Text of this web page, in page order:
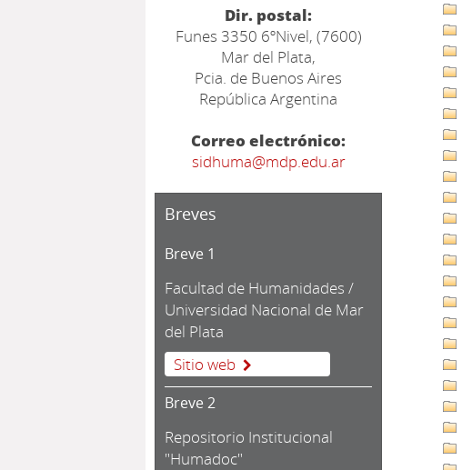
Dir. postal:
Funes 3350 6ºNivel, (7600)
Mar del Plata,
Pcia. de Buenos Aires
República Argentina
Correo electrónico:
sidhuma@mdp.edu.ar
Breves
Breve 1
Facultad de Humanidades /
Universidad Nacional de Mar
del Plata
Sitio web
Breve 2
Repositorio Institucional
"Humadoc"